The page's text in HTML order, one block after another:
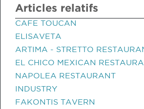
Articles relatifs
CAFE TOUCAN
ELISAVETA
ARTIMA - STRETTO
EL CHICO MEXICAN
NAPOLEA RESTAURANT
INDUSTRY
FAKONTIS TAVERN